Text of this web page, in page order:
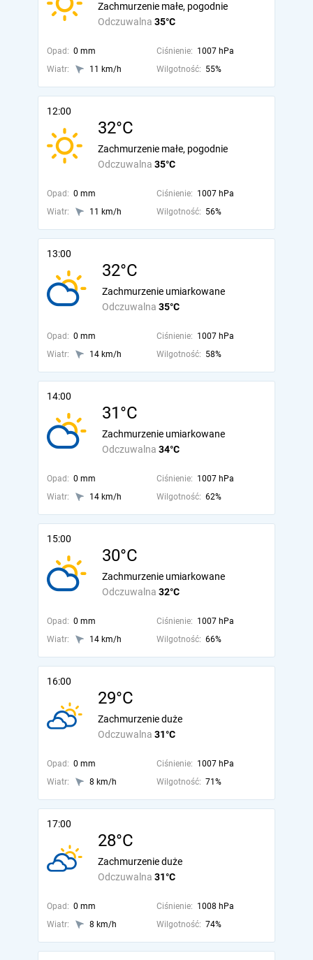
Odczuwalna 35°C
Zachmurzenie małe, pogodnie
Opad: 0 mm Ciśnienie: 1007 hPa
Wiatr:
11 km/h Wilgotność: 55%
12:00
32°C
Odczuwalna 35°C
Zachmurzenie małe, pogodnie
Opad: 0 mm Ciśnienie: 1007 hPa
Wiatr:
11 km/h Wilgotność: 56%
13:00
32°C
Odczuwalna 35°C
Zachmurzenie umiarkowane
Opad: 0 mm Ciśnienie: 1007 hPa
Wiatr:
14 km/h Wilgotność: 58%
14:00
31°C
Odczuwalna 34°C
Zachmurzenie umiarkowane
Opad: 0 mm Ciśnienie: 1007 hPa
Wiatr:
14 km/h Wilgotność: 62%
15:00
30°C
Odczuwalna 32°C
Zachmurzenie umiarkowane
Opad: 0 mm Ciśnienie: 1007 hPa
Wiatr:
14 km/h Wilgotność: 66%
16:00
29°C
Odczuwalna 31°C
Zachmurzenie duże
Opad: 0 mm Ciśnienie: 1007 hPa
Wiatr:
8 km/h Wilgotność: 71%
17:00
28°C
Odczuwalna 31°C
Zachmurzenie duże
Opad: 0 mm Ciśnienie: 1008 hPa
Wiatr:
8 km/h Wilgotność: 74%